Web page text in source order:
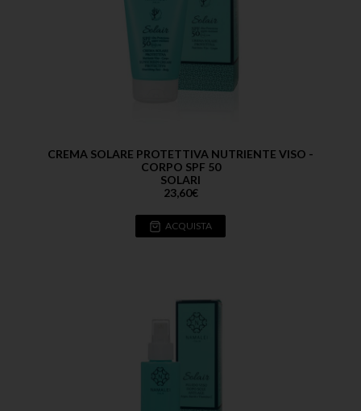
CREMA SOLARE PROTETTIVA NUTRIENTE VISO -
CORPO SPF 50
SOLARI
23,60€
ACQUISTA